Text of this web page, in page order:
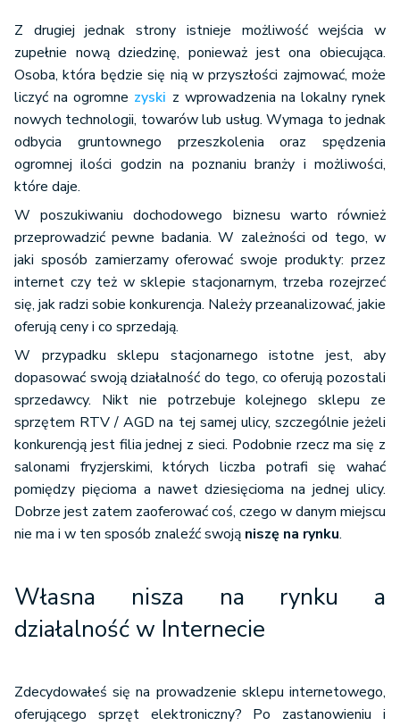
Z drugiej jednak strony istnieje możliwość wejścia w
zupełnie nową dziedzinę, ponieważ jest ona obiecująca.
Osoba, która będzie się nią w przyszłości zajmować, może
liczyć na ogromne zyski z wprowadzenia na lokalny rynek
nowych technologii, towarów lub usług. Wymaga to jednak
odbycia gruntownego przeszkolenia oraz spędzenia
ogromnej ilości godzin na poznaniu branży i możliwości,
które daje.
W poszukiwaniu dochodowego biznesu warto również
przeprowadzić pewne badania. W zależności od tego, w
jaki sposób zamierzamy oferować swoje produkty: przez
internet czy też w sklepie stacjonarnym, trzeba rozejrzeć
się, jak radzi sobie konkurencja. Należy przeanalizować, jakie
oferują ceny i co sprzedają.
W przypadku sklepu stacjonarnego istotne jest, aby
dopasować swoją działalność do tego, co oferują pozostali
sprzedawcy. Nikt nie potrzebuje kolejnego sklepu ze
sprzętem RTV / AGD na tej samej ulicy, szczególnie jeżeli
konkurencją jest filia jednej z sieci. Podobnie rzecz ma się z
salonami fryzjerskimi, których liczba potrafi się wahać
pomiędzy pięcioma a nawet dziesięcioma na jednej ulicy.
Dobrze jest zatem zaoferować coś, czego w danym miejscu
nie ma i w ten sposób znaleźć swoją niszę na rynku.
Własna nisza na rynku a
działalność w Internecie
Zdecydowałeś się na prowadzenie sklepu internetowego,
oferującego sprzęt elektroniczny? Po zastanowieniu i